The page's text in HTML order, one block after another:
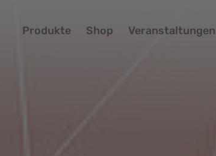
Produkte Shop Veranstaltungen